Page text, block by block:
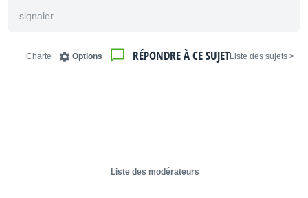
signaler
< Liste des sujets
RÉPONDRE À CE SUJET
Options
Charte
Liste des modérateurs